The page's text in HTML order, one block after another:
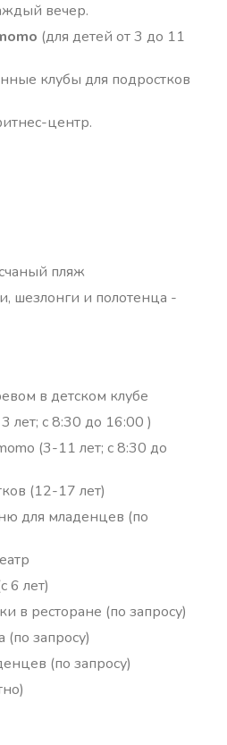
вечер.
(для детей от 3 до 11
клубы для подростков
центр.
пляж
шезлонги и полотенца -
в детском клубе
лет; с 8:30 до 16:00 )
(3-11 лет; с 8:30 до
(12-17 лет)
для младенцев (по
6 лет)
в ресторане (по запросу)
(по запросу)
(по запросу)